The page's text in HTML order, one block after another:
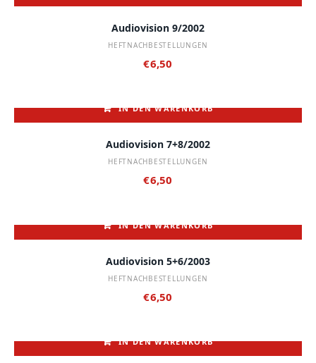
Audiovision 9/2002
HEFTNACHBESTELLUNGEN
€6,50
IN DEN WARENKORB
Audiovision 7+8/2002
HEFTNACHBESTELLUNGEN
€6,50
IN DEN WARENKORB
Audiovision 5+6/2003
HEFTNACHBESTELLUNGEN
€6,50
IN DEN WARENKORB